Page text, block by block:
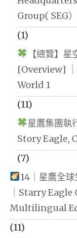
Group( SEG）
(1)
【總覽】星
[Overview]
World 1
(11)
星鷹集團
Story Eagle,
(7)
14｜星鷹全
｜Starry Eagle
Multilingual
(11)